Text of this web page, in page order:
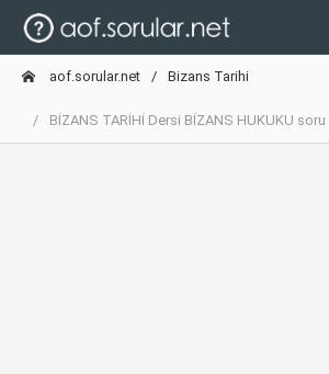
aof.sorular.net Bizans Tarihi
BİZANS TARİHİ Dersi BİZANS HUKUKU soru